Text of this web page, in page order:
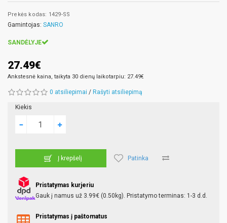
Prekės kodas: 1429-SS
Gamintojas: SANRO
SANDĖLYJE
27.49€
Ankstesnė kaina, taikyta 30 dienų laikotarpiu: 27.49€
0 atsiliepimai / Rašyti atsiliepimą
Kiekis
Į krepšelį Patinka
Pristatymas kurjeriu
Gauk į namus už 3.99€ (0.50kg). Pristatymo terminas: 1-3 d.d.
Pristatymas į paštomatus